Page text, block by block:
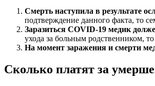
Смерть наступила в результате
подтверждение данного факта, то
Заразиться COVID-19 медик
ухода за больным родственником,
На момент заражения и смерти
Сколько платят за